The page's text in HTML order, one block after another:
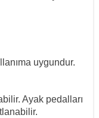
uygundur.
Ayak pedalları